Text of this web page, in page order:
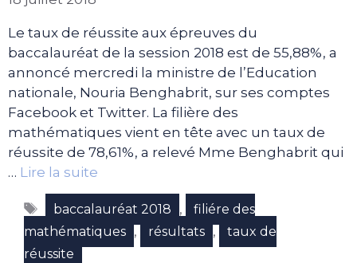
Le taux de réussite aux épreuves du
baccalauréat de la session 2018 est de 55,88%, a
annoncé mercredi la ministre de l’Education
nationale, Nouria Benghabrit, sur ses comptes
Facebook et Twitter. La filière des
mathématiques vient en tête avec un taux de
réussite de 78,61%, a relevé Mme Benghabrit qui
… Lire la suite
Étiquettes
baccalauréat 2018 ,
filiére des
mathématiques , résultats ,
taux de
réussite